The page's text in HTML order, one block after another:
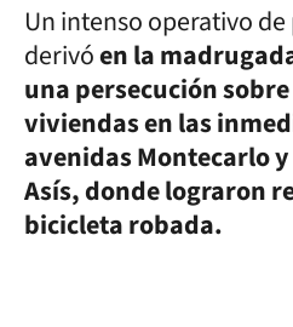
Un intenso operativo
derivóen la
una persecución
viviendas en las
avenidas Montecarlo
Asís, donde lograron
bicicleta robada.